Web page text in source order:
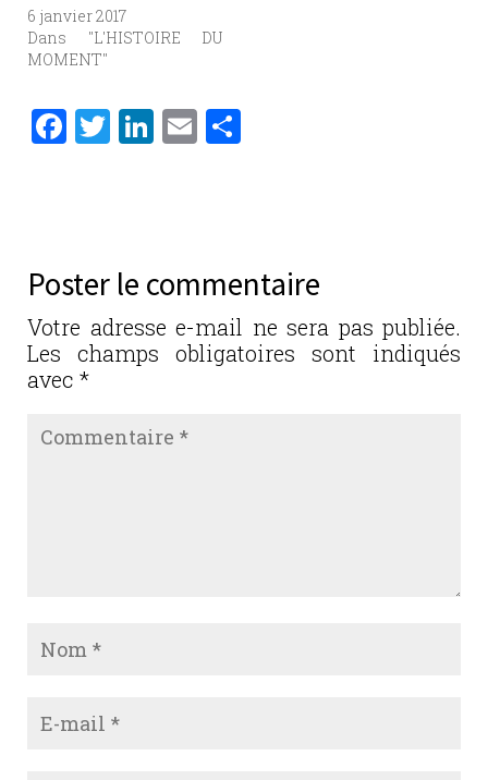
6 janvier 2017
Dans "L'HISTOIRE DU
MOMENT"
F
b
o
o
k
T
r
Li
n
E
er
Poster le commentaire
Votre adresse e-mail ne sera pas publiée.
Les champs obligatoires sont indiqués
avec *